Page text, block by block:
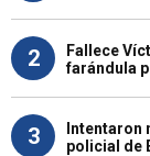
2
Fallece
farándula
3
Intentaron
policial de